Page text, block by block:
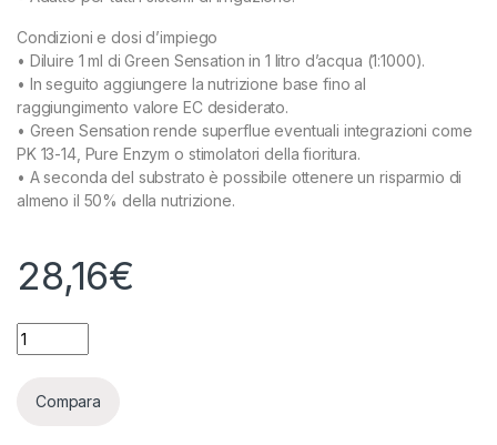
Condizioni e dosi d’impiego
• Diluire 1 ml di Green Sensation in 1 litro d’acqua (1:1000).
• In seguito aggiungere la nutrizione base fino al
raggiungimento valore EC desiderato.
• Green Sensation rende superflue eventuali integrazioni come
PK 13-14, Pure Enzym o stimolatori della fioritura.
• A seconda del substrato è possibile ottenere un risparmio di
almeno il 50% della nutrizione.
28,16€
PLAGRON - GREEN SENSATION - 100ML quantity
Compara